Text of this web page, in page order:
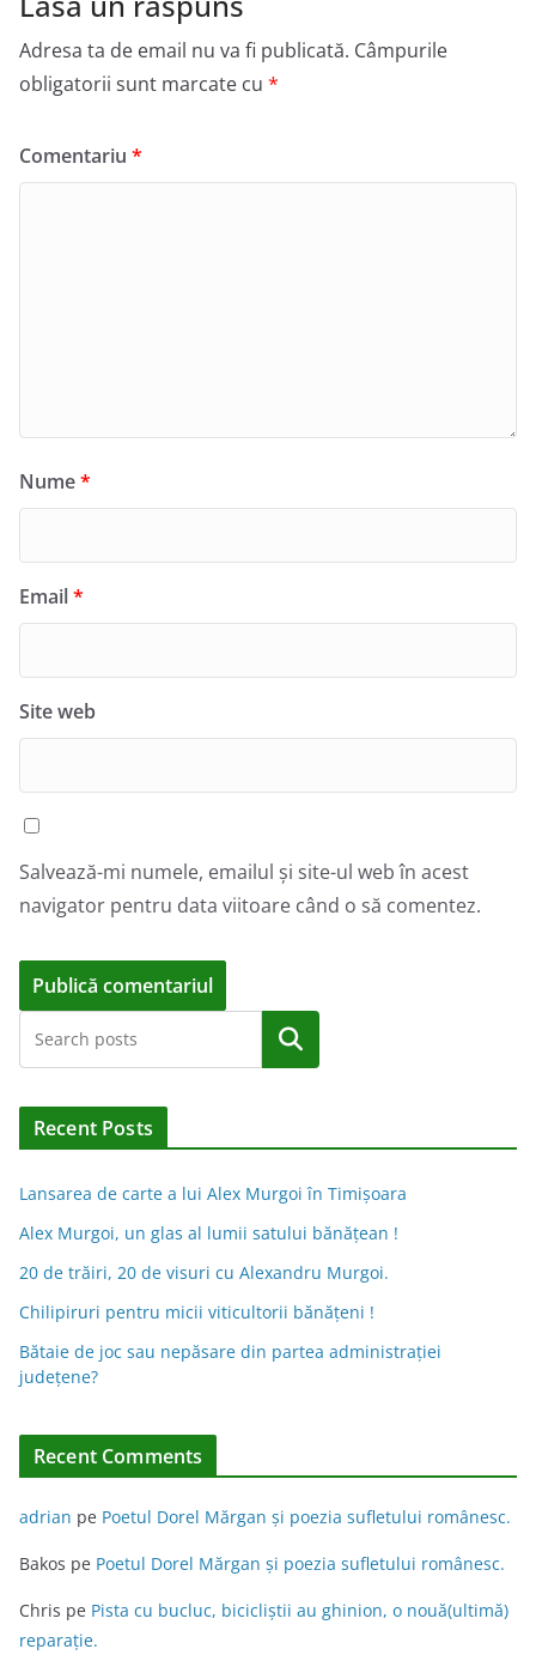
Adresa ta de email nu va fi publicată. Câmpurile
obligatorii sunt marcate cu *
Comentariu *
Nume*
Email*
Site web
Salvează-mi numele, emailul și site-ul web în acest
navigator pentru data viitoare când o să comentez.
l
n
a
t
e
Caută
Recent Posts
Lansarea de carte a lui Alex Murgoi în Timișoara
Alex Murgoi, un glas al lumii satului bănățean !
20 de trăiri, 20 de visuri cu Alexandru Murgoi.
Chilipiruri pentru micii viticultorii bănăţeni !
Bătaie de joc sau nepăsare din partea administraţiei
judeţene?
Recent Comments
adrian pe Poetul Dorel Mărgan şi poezia sufletului românesc.
Bakos pe Poetul Dorel Mărgan şi poezia sufletului românesc.
Chris pe Pista cu bucluc, bicicliștii au ghinion, o nouă(ultimă)
reparație.